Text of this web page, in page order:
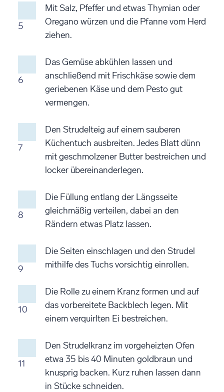
5
Mit Salz, Pfeffer und etwas Thymian oder
Oregano würzen und die Pfanne vom Herd
ziehen.
6
Das Gemüse abkühlen lassen und
anschließend mit Frischkäse sowie dem
geriebenen Käse und dem Pesto gut
vermengen.
7
Den Strudelteig auf einem sauberen
Küchentuch ausbreiten. Jedes Blatt dünn
mit geschmolzener Butter bestreichen und
locker übereinanderlegen.
8
Die Füllung entlang der Längsseite
gleichmäßig verteilen, dabei an den
Rändern etwas Platz lassen.
9
Die Seiten einschlagen und den Strudel
mithilfe des Tuchs vorsichtig einrollen.
10
Die Rolle zu einem Kranz formen und auf
das vorbereitete Backblech legen. Mit
einem verquirlten Ei bestreichen.
11
Den Strudelkranz im vorgeheizten Ofen
etwa 35 bis 40 Minuten goldbraun und
knusprig backen. Kurz ruhen lassen dann
in Stücke schneiden.